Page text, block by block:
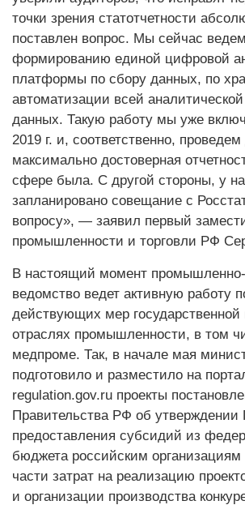
точки зрения статотчетности
поставлен вопрос. Мы сейчас
формированию единой цифровой
платформы по сбору данных, по
автоматизации всей
данных. Такую работу мы уже
2019 г. и, соответственно,
максимально достоверная
сфере была. С другой стороны, у
запланировано совещание с
вопросу», — заявил первый
промышленности и торговли РФ
В настоящий момент промышленно-
ведомство ведет активную работу
действующих мер государственной
отраслях промышленности, в том
медпроме. Так, в начале мая
подготовило и разместило на
regulation.gov.ru проекты
Правительства РФ об утверждении
предоставления субсидий из
бюджета российским
части затрат на реализацию
и организации производства